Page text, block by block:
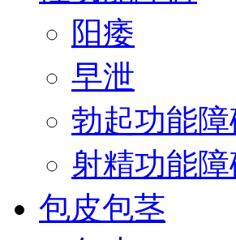
阳痿
早泄
勃起功能障
射精功能障
包皮包茎